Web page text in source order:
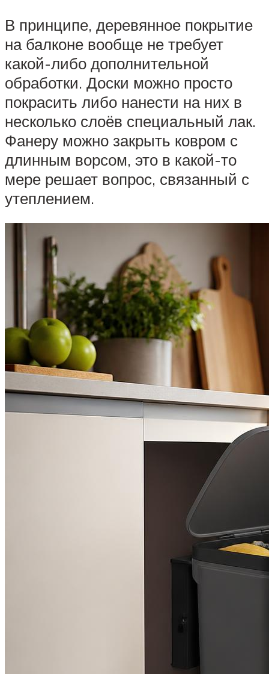
В принципе, деревянное покрытие
на балконе вообще не требует
какой-либо дополнительной
обработки. Доски можно просто
покрасить либо нанести на них в
несколько слоёв специальный лак.
Фанеру можно закрыть ковром с
длинным ворсом, это в какой-то
мере решает вопрос, связанный с
утеплением.